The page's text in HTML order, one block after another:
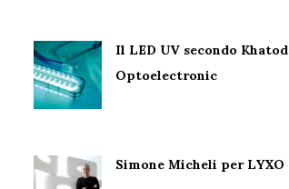
Il LED UV secondo Khatod
Optoelectronic
Simone Micheli per LYXO